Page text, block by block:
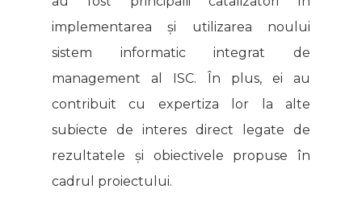
implementarea și utilizarea noului
sistem informatic integrat de
management al ISC. În plus, ei au
contribuit cu expertiza lor la alte
subiecte de interes direct legate de
rezultatele și obiectivele propuse în
cadrul proiectului.